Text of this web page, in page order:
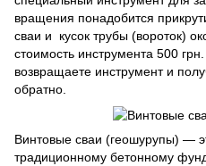
вращения понадобится
сваи и кусок трубы (вороток)
стоимость инструмента 500
возвращаете инструмент и
обратно.
Винтовые сваи (геошурупы) —
традиционному бетонному